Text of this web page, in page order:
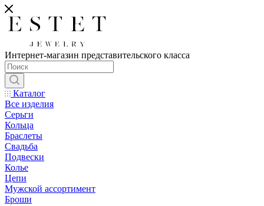
Интернет-магазин представительского класса
Каталог
Все изделия
Серьги
Кольца
Браслеты
Свадьба
Подвески
Колье
Цепи
Мужской ассортимент
Броши